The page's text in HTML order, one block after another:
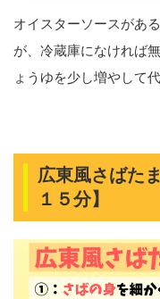
オイスターソースがあ
が、冷蔵庫になければ
ょうゆを少し増やして
広東風さばた
１５分】